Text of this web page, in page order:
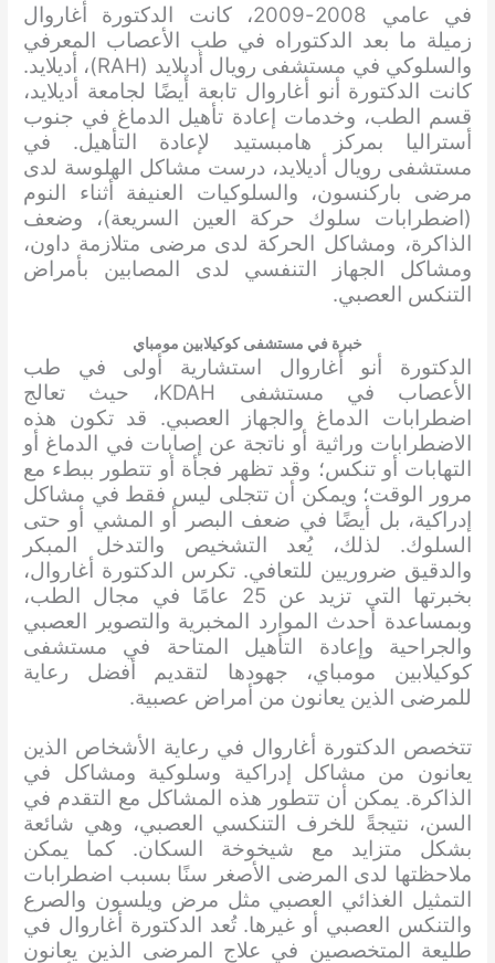
في عامي 2008-2009، كانت الدكتورة أغاروال
زميلة ما بعد الدكتوراه في طب الأعصاب المعرفي
والسلوكي في مستشفى رويال أديلايد (RAH)، أديلايد.
كانت الدكتورة أنو أغاروال تابعة أيضًا لجامعة أديلايد،
قسم الطب، وخدمات إعادة تأهيل الدماغ في جنوب
أستراليا بمركز هامبستيد لإعادة التأهيل. في
مستشفى رويال أديلايد، درست مشاكل الهلوسة لدى
مرضى باركنسون، والسلوكيات العنيفة أثناء النوم
(اضطرابات سلوك حركة العين السريعة)، وضعف
الذاكرة، ومشاكل الحركة لدى مرضى متلازمة داون،
ومشاكل الجهاز التنفسي لدى المصابين بأمراض
التنكس العصبي.
خبرة في مستشفى كوكيلابين مومباي
الدكتورة أنو أغاروال استشارية أولى في طب
الأعصاب في مستشفى KDAH، حيث تعالج
اضطرابات الدماغ والجهاز العصبي. قد تكون هذه
الاضطرابات وراثية أو ناتجة عن إصابات في الدماغ أو
التهابات أو تنكس؛ وقد تظهر فجأة أو تتطور ببطء مع
مرور الوقت؛ ويمكن أن تتجلى ليس فقط في مشاكل
إدراكية، بل أيضًا في ضعف البصر أو المشي أو حتى
السلوك. لذلك، يُعد التشخيص والتدخل المبكر
والدقيق ضروريين للتعافي. تكرس الدكتورة أغاروال،
بخبرتها التي تزيد عن 25 عامًا في مجال الطب،
وبمساعدة أحدث الموارد المخبرية والتصوير العصبي
والجراحية وإعادة التأهيل المتاحة في مستشفى
كوكيلابين مومباي، جهودها لتقديم أفضل رعاية
للمرضى الذين يعانون من أمراض عصبية.
تتخصص الدكتورة أغاروال في رعاية الأشخاص الذين
يعانون من مشاكل إدراكية وسلوكية ومشاكل في
الذاكرة. يمكن أن تتطور هذه المشاكل مع التقدم في
السن، نتيجةً للخرف التنكسي العصبي، وهي شائعة
بشكل متزايد مع شيخوخة السكان. كما يمكن
ملاحظتها لدى المرضى الأصغر سنًا بسبب اضطرابات
التمثيل الغذائي العصبي مثل مرض ويلسون والصرع
والتنكس العصبي أو غيرها. تُعد الدكتورة أغاروال في
طليعة المتخصصين في علاج المرضى الذين يعانون